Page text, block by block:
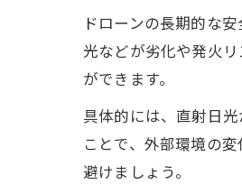
ドローンの長期的な
光などが劣化や発火
ができます。
具体的には、直射日
ことで、外部環境の
避けましょう。